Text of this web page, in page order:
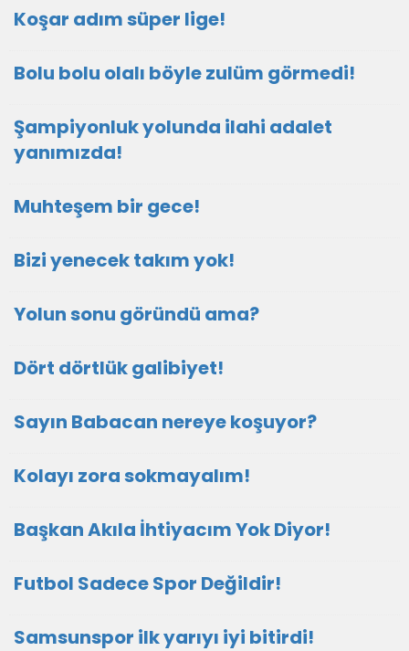
Koşar adım süper lige!
Bolu bolu olalı böyle zulüm görmedi!
Şampiyonluk yolunda ilahi adalet
yanımızda!
Muhteşem bir gece!
Bizi yenecek takım yok!
Yolun sonu göründü ama?
Dört dörtlük galibiyet!
Sayın Babacan nereye koşuyor?
Kolayı zora sokmayalım!
Başkan Akıla İhtiyacım Yok Diyor!
Futbol Sadece Spor Değildir!
Samsunspor ilk yarıyı iyi bitirdi!